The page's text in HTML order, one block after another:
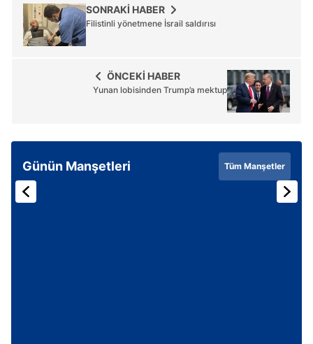
SONRAKİ HABER
Filistinli yönetmene İsrail saldırısı
ÖNCEKİ HABER
Yunan lobisinden Trump’a mektup
Günün Manşetleri Tüm Manşetler